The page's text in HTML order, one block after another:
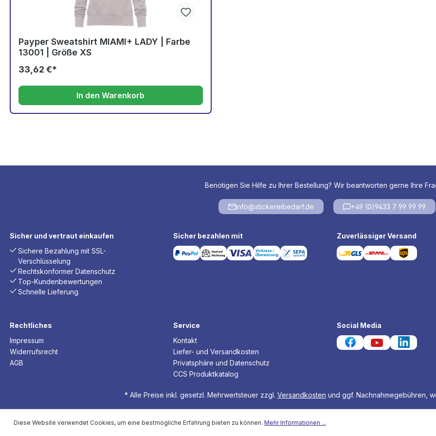
Payper Sweatshirt MIAMI+ LADY | Farbe
13001 | Größe XS
33,62 €*
In den Warenkorb
Benötigen Sie Hilfe zu Ihrer Bestellung? Wir beantworten gerne Ihre
info@stickereibedarf.de +49 (0)9433 7 99 99 99
Sicher und vertraut einkaufen
Sichere Bezahlung mit SSL-
Verschlüsselung
Rechtskonformer Datenschutz
Top-Kundenbewertungen
Schnelle Lieferung
Sicher bezahlen mit Zuverlässiger Versand
Rechtliches
Impressum
Widerrufsrecht
AGB
Service
Kontakt
Liefer- und Versandkosten
Privatsphäre und Datenschutz
CCS Produktkatalog
Social Media
* Alle Preise inkl. gesetzl. Mehrwertsteuer zzgl. Versandkosten und ggf. Nachnahmegebühren,
Diese Website verwendet Cookies, um eine bestmögliche Erfahrung bieten zu können. Mehr Informationen ...